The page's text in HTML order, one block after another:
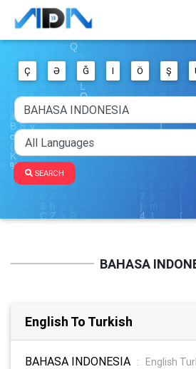
Ç Ə Ğ I Ö Ş
SEARCH
BAHASA
English To Turkish
BAHASA INDONESIA :
English